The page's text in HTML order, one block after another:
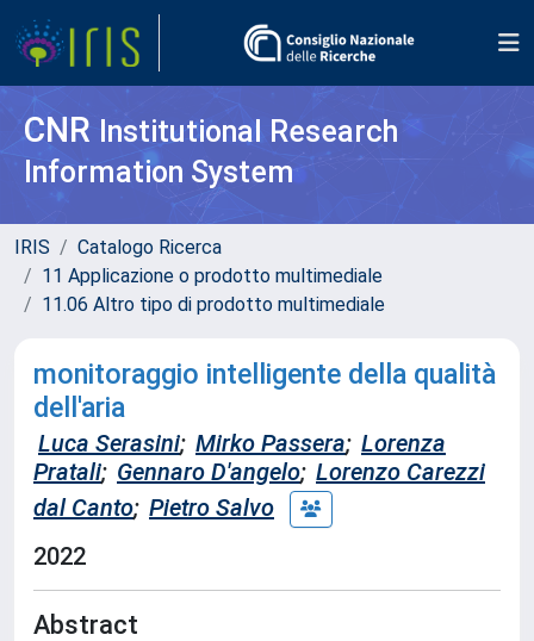
CNR Institutional Research
Information System
IRIS
Catalogo Ricerca
11 Applicazione o prodotto multimediale
11.06 Altro tipo di prodotto multimediale
monitoraggio intelligente della qualità
dell'aria
Luca Serasini; Mirko Passera; Lorenza
Pratali; Gennaro D'angelo; Lorenzo Carezzi
dal Canto; Pietro Salvo
2022
Abstract